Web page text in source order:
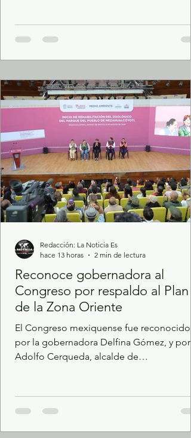
Centro de Control, Comando,
Comunicación, Cómputo y Calidad (C5),
de delito de robo con violencia a una
de conveniencia en Tultepec. Mediante
grupos de coordinación con la
Reconoce gobernadora al
Congreso por respaldo al Plan
de la Zona Oriente
El Congreso mexiquense fue reconocido
por la gobernadora Delfina Gómez, y por
Adolfo Cerqueda, alcalde de
coordinación entre los tres órdenes de
gobierno para impulsar el desarrollo
Redacción: La Noticia Es
hace 13 horas
2 min de lectura